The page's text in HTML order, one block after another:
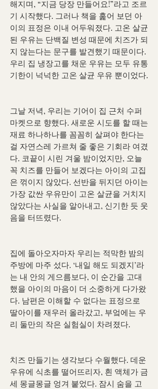
해지며, “지금 당장 만들어요!”라고 조르
기 시작했다. 그러나 책을 훑어 보던 아
이의 표정은 이내 어두워졌다. 고온 살균
된 우유는 단백질 변성 때문에 치즈가 되
지 않는다는 문구를 발견했기 때문이다.
우리 집 냉장고를 채운 우유는 모두 유통
기한이 넉넉한 고온 살균 우유 뿐이었다.
그날 저녁, 우리는 기어이 집 근처 수퍼
마켓으로 향했다. 새로운 시도를 할 때는
재료 하나하나를 꼼꼼히 살펴야 한다는
걸 자연스레 가르쳐 줄 좋은 기회라 여겼
다. 코끝이 시린 겨울 밤이었지만, 오늘
꼭 치즈를 만들어 보겠다는 아이의 고집
은 꺾이지 않았다. 선반을 뒤지던 아이는
가장 값싼 우유만이 고온 살균을 거치지
않았다는 사실을 알아내고, 신기한 듯 웃
음을 터뜨렸다.
집에 돌아오자마자 우리는 적막한 밤의
주방에 마주 섰다. ‘내일 해도 되겠지’라
는 내 안의 게으름보다, 이 순간을 고대
했을 아이의 마음이 더 소중하게 다가왔
다. 남편은 이해할 수 없다는 표정으로
딸아이를 재우러 올라갔고, 부엌에는 우
리 둘만의 작은 실험실이 차려졌다.
치즈 만들기는 생각보다 수월했다. 데운
우유에 식초를 떨어뜨리자, 흰 액체가 금
세 몽글몽글 엉겨 붙었다. 잠시 숨을 고